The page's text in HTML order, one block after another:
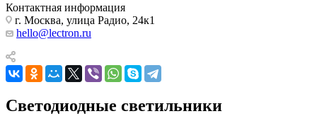
Контактная информация
г. Москва, улица Радио, 24к1
hello@lectron.ru
Светодиодные светильники